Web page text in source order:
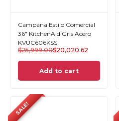
Campana Estilo Comercial
36" KitchenAid Gris Acero
KVUC606KSS
$25,999.00$20,020.62
Add to cart
SALE!